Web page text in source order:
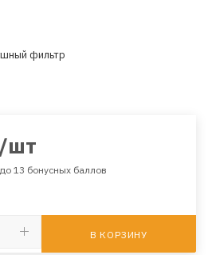
фильтр
/шт
13 бонусных баллов
В КОРЗИНУ